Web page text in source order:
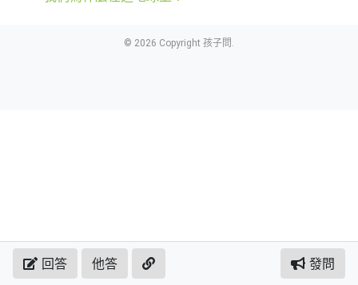
© 2026 Copyright 孩子問.
回答 他答 發問